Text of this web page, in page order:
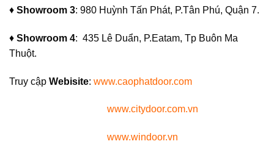
♦ Showroom 3: 980 Huỳnh Tấn Phát, P.Tân Phú, Quận 7.
♦ Showroom 4: 435 Lê Duẩn, P.Eatam, Tp Buôn Ma
Thuột.
Truy cập Webisite: www.caophatdoor.com
www.citydoor.com.vn
www.windoor.vn